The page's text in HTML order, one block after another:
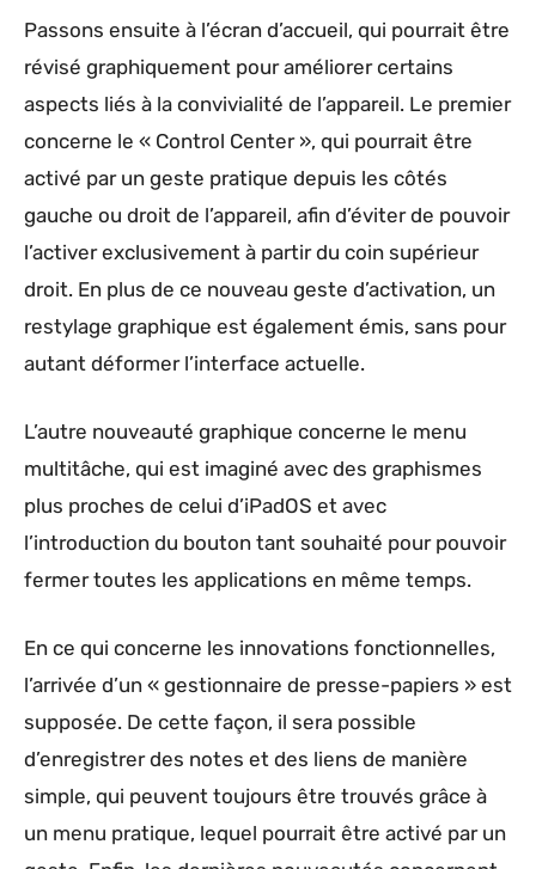
Passons ensuite à l’écran d’accueil, qui pourrait être
révisé graphiquement pour améliorer certains
aspects liés à la convivialité de l’appareil. Le premier
concerne le « Control Center », qui pourrait être
activé par un geste pratique depuis les côtés
gauche ou droit de l’appareil, afin d’éviter de pouvoir
l’activer exclusivement à partir du coin supérieur
droit. En plus de ce nouveau geste d’activation, un
restylage graphique est également émis, sans pour
autant déformer l’interface actuelle.
L’autre nouveauté graphique concerne le menu
multitâche, qui est imaginé avec des graphismes
plus proches de celui d’iPadOS et avec
l’introduction du bouton tant souhaité pour pouvoir
fermer toutes les applications en même temps.
En ce qui concerne les innovations fonctionnelles,
l’arrivée d’un « gestionnaire de presse-papiers » est
supposée. De cette façon, il sera possible
d’enregistrer des notes et des liens de manière
simple, qui peuvent toujours être trouvés grâce à
un menu pratique, lequel pourrait être activé par un